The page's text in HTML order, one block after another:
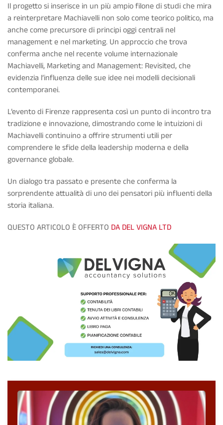
Il progetto si inserisce in un più ampio filone di studi che mira
a reinterpretare Machiavelli non solo come teorico politico, ma
anche come precursore di principi oggi centrali nel
management e nel marketing. Un approccio che trova
conferma anche nel recente volume internazionale
Machiavelli, Marketing and Management: Revisited, che
evidenzia l’influenza delle sue idee nei modelli decisionali
contemporanei.
L’evento di Firenze rappresenta così un punto di incontro tra
tradizione e innovazione, dimostrando come le intuizioni di
Machiavelli continuino a offrire strumenti utili per
comprendere le sfide della leadership moderna e della
governance globale.
Un dialogo tra passato e presente che conferma la
sorprendente attualità di uno dei pensatori più influenti della
storia italiana.
QUESTO ARTICOLO È OFFERTO DA DEL VIGNA LTD